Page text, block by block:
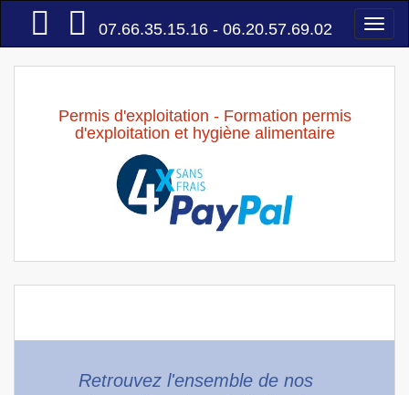
Accueil
07.66.35.15.16 - 06.20.57.69.02
Permis d'exploitation - Formation permis
d'exploitation et hygiène alimentaire
Retrouvez l'ensemble de nos